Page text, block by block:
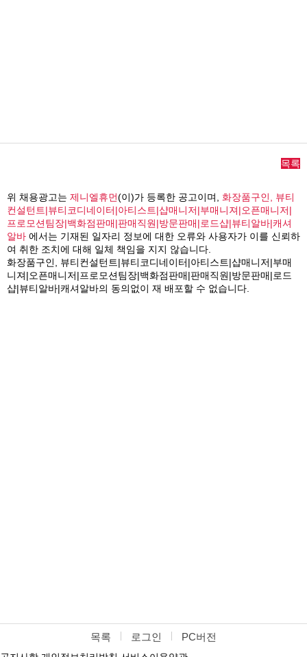
목록
위 채용광고는 제니엘휴먼(이)가 등록한 공고이며, 화장품구인, 뷰티
컨설턴트|뷰티코디네이터|아티스트|샵매니저|부매니져|오픈매니저|
프로모션팀장|백화점판매|판매직원|방문판매|로드샵|뷰티알바|캐셔
알바 에서는 기재된 일자리 정보에 대한 오류와 사용자가 이를 신뢰하
여 취한 조치에 대해 일체 책임을 지지 않습니다.
화장품구인, 뷰티컨설턴트|뷰티코디네이터|아티스트|샵매니저|부매
니져|오픈매니저|프로모션팀장|백화점판매|판매직원|방문판매|로드
샵|뷰티알바|캐셔알바의 동의없이 재 배포할 수 없습니다.
목록 로그인 PC버전